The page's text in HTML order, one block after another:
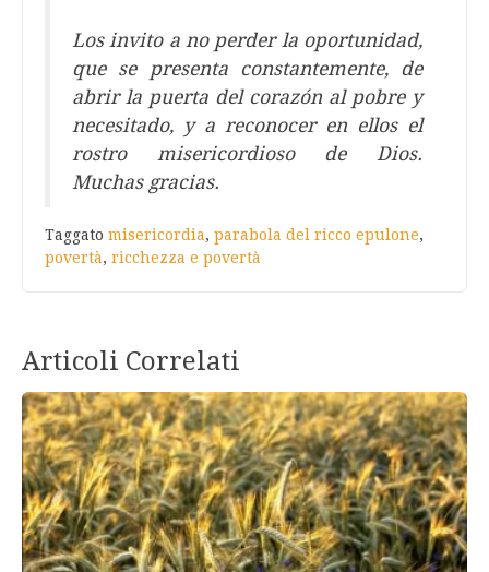
Los invito a no perder la oportunidad,
que se presenta constantemente, de
abrir la puerta del corazón al pobre y
necesitado, y a reconocer en ellos el
rostro misericordioso de Dios.
Muchas gracias.
Taggato misericordia, parabola del ricco epulone,
povertà, ricchezza e povertà
Articoli Correlati